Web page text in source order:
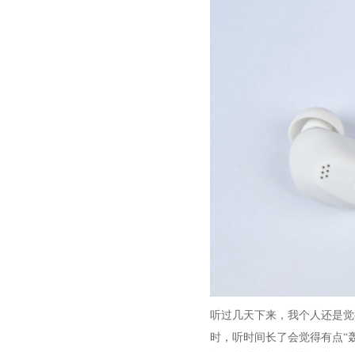
听过几天下来，我个人还是
时，听时间长了会觉得有点“